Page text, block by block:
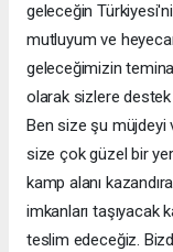
geleceğin
mutluyum ve
geleceğimizin
olarak sizlere
Ben size şu müjdeyi
size çok güzel bir
kamp alanı
imkanları taşıyacak
teslim edeceğiz.